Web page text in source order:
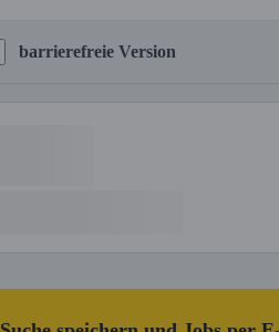
barrierefreie Version